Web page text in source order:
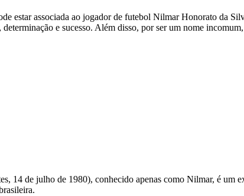
estar associada ao jogador de futebol Nilmar Honorato da
e sucesso. Além disso, por ser um nome
14 de julho de 1980), conhecido apenas como Nilmar, é um